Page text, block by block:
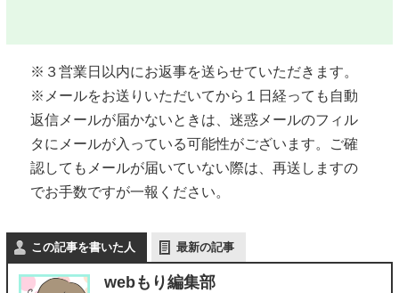
※３営業日以内にお返事を送らせていただきます。
※メールをお送りいただいてから１日経っても自動
返信メールが届かないときは、迷惑メールのフィル
タにメールが入っている可能性がございます。ご確
認してもメールが届いていない際は、再送しますの
でお手数ですが一報ください。
この記事を書いた人 最新の記事
webもり編集部